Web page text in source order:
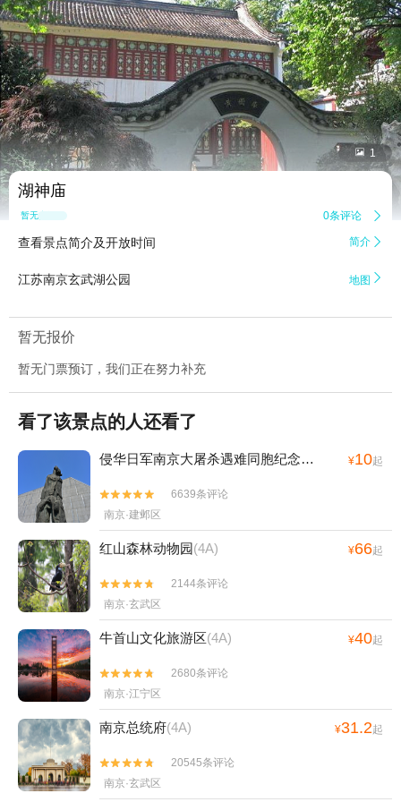
 1
湖神庙
暂无点评 0条评论 
查看景点简介及开放时间 简介 
江苏南京玄武湖公园 地图 
暂无报价
暂无门票预订，我们正在努力补充
看了该景点的人还看了
侵华日军南京大屠杀遇难同胞纪念馆 ¥10起


6639条评论
南京·建邺区
红山森林动物园(4A) ¥66起


2144条评论
南京·玄武区
牛首山文化旅游区(4A) ¥40起


2680条评论
南京·江宁区
南京总统府(4A) ¥31.2起


20545条评论
南京·玄武区
